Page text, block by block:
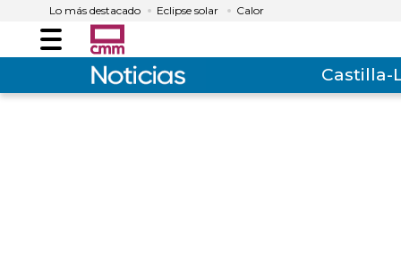
Lo más destacado Eclipse solar Calor
Menú
Castilla-